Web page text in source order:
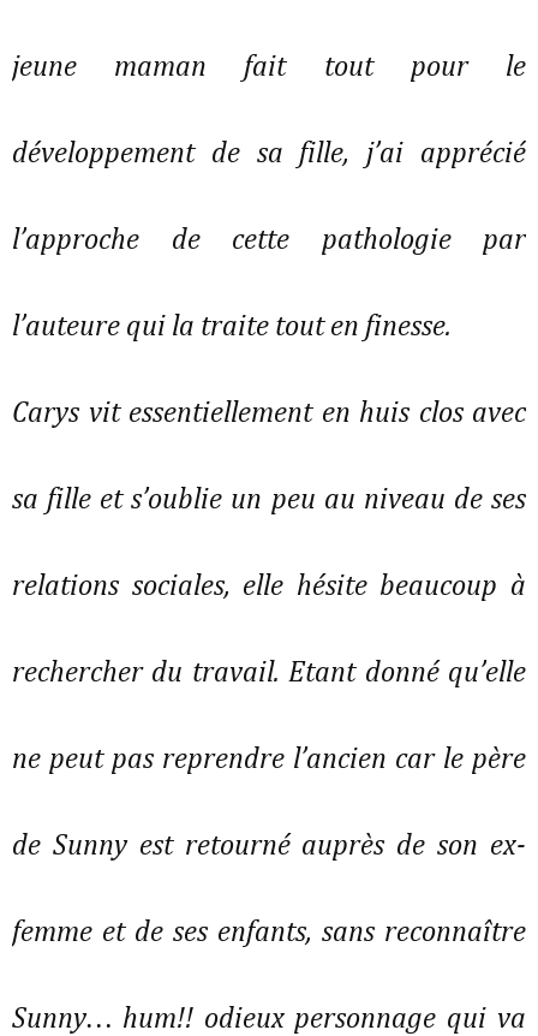
jeune maman fait tout pour le
développement de sa fille, j’ai apprécié
l’approche de cette pathologie par
l’auteure qui la traite tout en finesse.
Carys vit essentiellement en huis clos avec
sa fille et s’oublie un peu au niveau de ses
relations sociales, elle hésite beaucoup à
rechercher du travail. Etant donné qu’elle
ne peut pas reprendre l’ancien car le père
de Sunny est retourné auprès de son ex-
femme et de ses enfants, sans reconnaître
Sunny… hum!! odieux personnage qui va